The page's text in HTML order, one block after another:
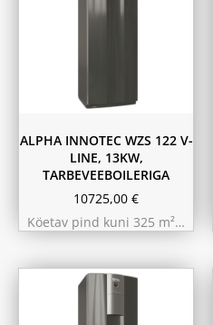
ALPHA INNOTEC WZS 122 V-
LINE, 13KW,
TARBEVEEBOILERIGA
10725,00 €
Köetav pind kuni 325 m²…